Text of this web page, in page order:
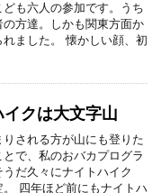
も六人の参加です。うち
方達。しかも関東方面か
ました。 懐かしい顔、初
クは大文字山
される方が山にも登りた
で、私のおバカプログラ
だ久々にナイトハイク
四年ほど前にもナイトハ